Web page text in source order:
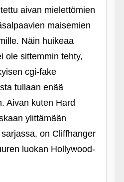
aivan mielettömien
maisemien
Näin huikeaa
ole sittemmin tehty,
cgi-fake
tullaan enää
Aivan kuten Hard
ylittämään
on Cliffhanger
luokan Hollywood-